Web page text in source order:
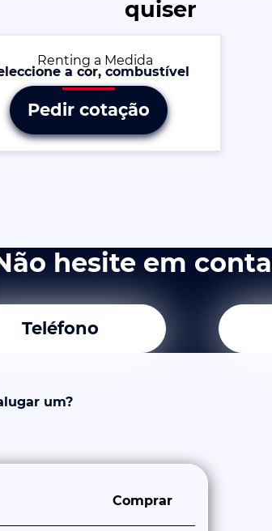
quiser
a cor, combustível
Pedir cotação
hesite em
Teléfono
um?
Comprar